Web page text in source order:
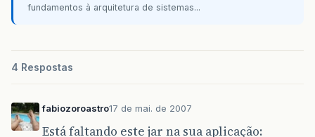
throw new
{
ServletOutputStream
outputStream .flush();
fundamentos à arquitetura de sistemas...
4 Respostas
fabiozoroastro17 de mai. de 2007
Está faltando este jar na sua aplicação: